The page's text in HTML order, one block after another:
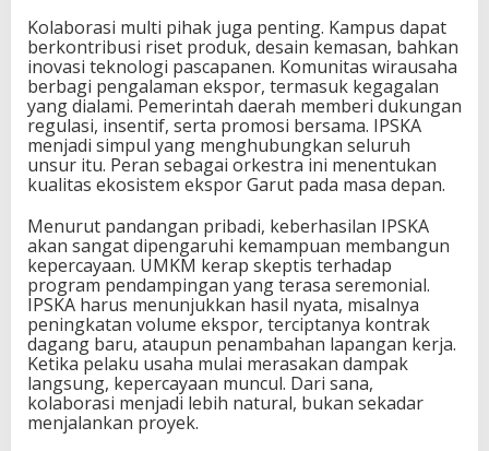
Kolaborasi multi pihak juga penting. Kampus dapat
berkontribusi riset produk, desain kemasan, bahkan
inovasi teknologi pascapanen. Komunitas wirausaha
berbagi pengalaman ekspor, termasuk kegagalan
yang dialami. Pemerintah daerah memberi dukungan
regulasi, insentif, serta promosi bersama. IPSKA
menjadi simpul yang menghubungkan seluruh
unsur itu. Peran sebagai orkestra ini menentukan
kualitas ekosistem ekspor Garut pada masa depan.
Menurut pandangan pribadi, keberhasilan IPSKA
akan sangat dipengaruhi kemampuan membangun
kepercayaan. UMKM kerap skeptis terhadap
program pendampingan yang terasa seremonial.
IPSKA harus menunjukkan hasil nyata, misalnya
peningkatan volume ekspor, terciptanya kontrak
dagang baru, ataupun penambahan lapangan kerja.
Ketika pelaku usaha mulai merasakan dampak
langsung, kepercayaan muncul. Dari sana,
kolaborasi menjadi lebih natural, bukan sekadar
menjalankan proyek.